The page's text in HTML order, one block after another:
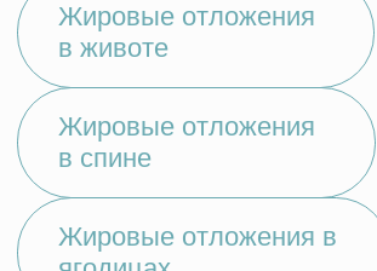
СОПРОВОЖДЕНИЕ
Встреча
Заселение
Трансфер в клинику
03